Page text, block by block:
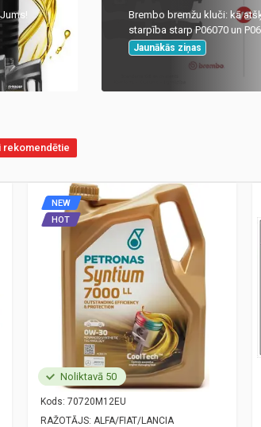
Brembo bremžu kluči: kā
starpība starp P06070 un
Jaunākās ziņas
rekomendētie
Noliktavā 50
Kods: 70720M12EU
RAŽOTĀJS: ALFA/FIAT/LANCIA
NEW
HOT